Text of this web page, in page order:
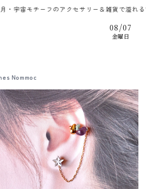
ーフのアクセサリー＆雑貨で溢れるずっと
08 /07
金曜日
Nommoc